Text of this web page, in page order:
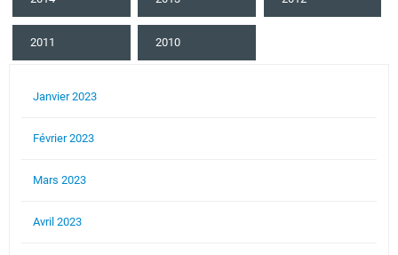
2011 2010
Janvier 2023
Février 2023
Mars 2023
Avril 2023